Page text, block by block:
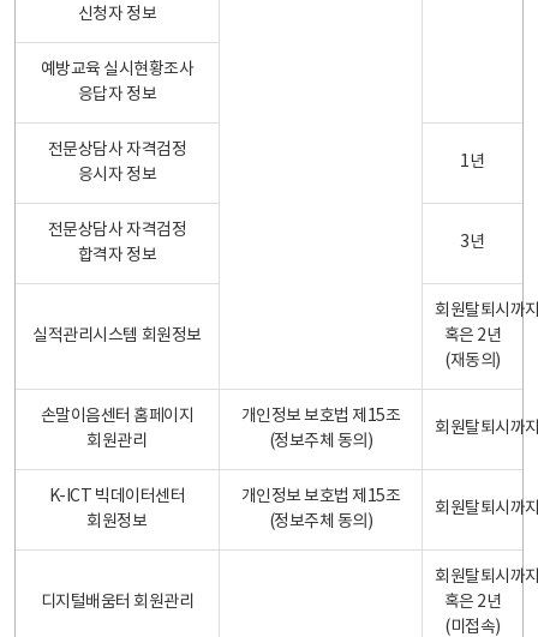
신청자 정보
예방교육 실시현황조사
응답자 정보
전문상담사 자격검정
응시자 정보
1년
전문상담사 자격검정
합격자 정보
3년
실적관리시스템 회원정보
회원탈퇴시까
혹은 2년
(재동의)
손말이음센터 홈페이지
회원관리
개인정보 보호법 제15조
(정보주체 동의)
회원탈퇴시까
K-ICT 빅데이터센터
회원정보
개인정보 보호법 제15조
(정보주체 동의)
회원탈퇴시까
디지털배움터 회원관리
회원탈퇴시까
혹은 2년
(미접속)